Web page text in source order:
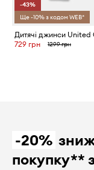
-43%
Ще -10% з кодом WEB*
729 грн
1299 грн
-20%
покупку**